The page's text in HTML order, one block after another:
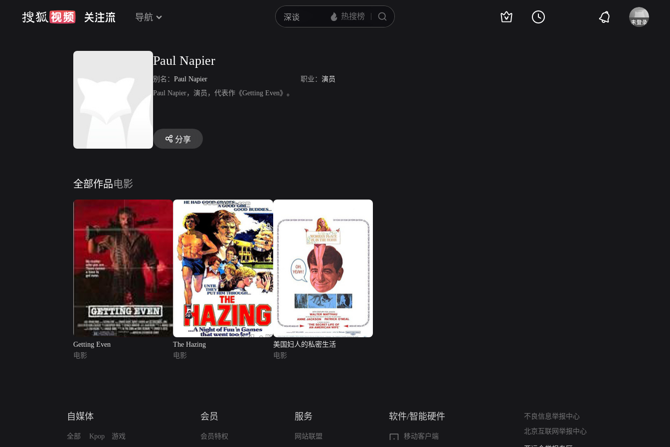
导航
Paul Napier
别名： Paul Napier 职业： 演员
Paul Napier，演员，代表作《Getting Even》。
分享
全部作品电影
Getting Even
电影
The Hazing
电影
美国妇人的私密生活
电影
自媒体
全部 Kpop 游戏
会员
会员特权
服务
网站联盟
软件/智能硬件
移动客户端
不良信息举报中心
北京互联网举报中心
算法推荐专项举报